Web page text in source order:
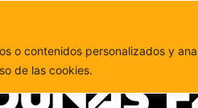
o contenidos personalizados y
de las cookies.